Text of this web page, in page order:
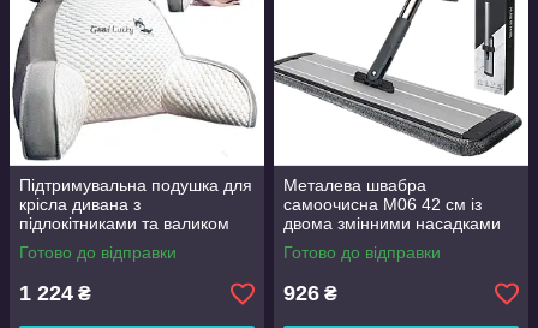
Підтримувальна подушка для
крісла дивана з
підлокітниками та валиком
Good Lucky
Готово до відправки
1 224 ₴
Металева швабра
самоочисна M06 42 см із
двома змінними насадками
Готово до відправки
926 ₴